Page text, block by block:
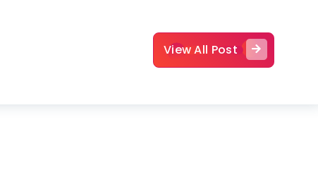
View All Post